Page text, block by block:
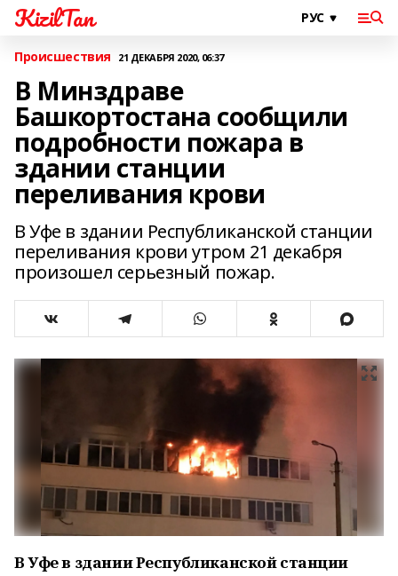
KizilTan
Происшествия 21 ДЕКАБРЯ 2020, 06:37
В Минздраве
Башкортостана сообщили
подробности пожара в
здании станции
переливания крови
В Уфе в здании Республиканской станции
переливания крови утром 21 декабря
произошел серьезный пожар.
В Уфе в здании Республиканской станции